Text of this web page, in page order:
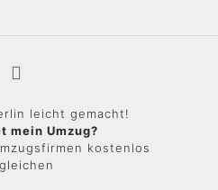
leicht gemacht!
mein Umzug?
kostenlos